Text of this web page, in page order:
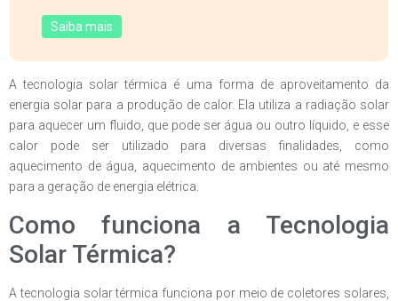
Saiba mais
A tecnologia solar térmica é uma forma de aproveitamento da
energia solar para a produção de calor. Ela utiliza a radiação solar
para aquecer um fluido, que pode ser água ou outro líquido, e esse
calor pode ser utilizado para diversas finalidades, como
aquecimento de água, aquecimento de ambientes ou até mesmo
para a geração de energia elétrica.
Como funciona a Tecnologia
Solar Térmica?
A tecnologia solar térmica funciona por meio de coletores solares,